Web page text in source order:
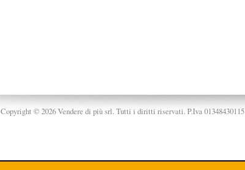
Copyright © 2026 Vendere di più srl. Tutti i diritti riservati. P.Iva 01348430115